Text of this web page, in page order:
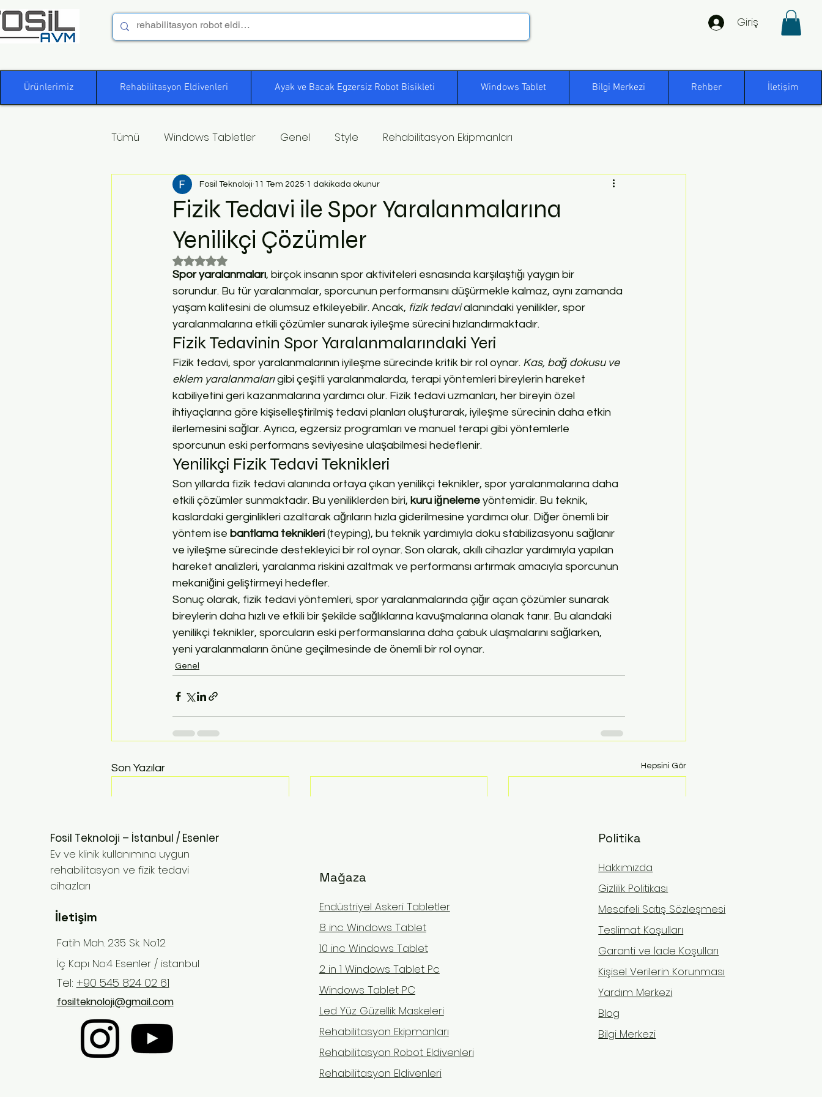
Giriş
Ürünlerimiz Rehabilitasyon Eldivenleri Ayak ve Bacak Egzersiz Robot Bisikleti Windows Tablet Bilgi Merkezi Rehber İletişim
Tümü Windows Tabletler Genel Style Rehabilitasyon Ekipmanları
Fizik Tedavi ile Spor Yaralanmalarına
Yenilikçi Çözümler
Fosil Teknoloji 11 Tem 2025 1 dakikada okunur
5 üzerinden NaN yıldız
Spor yaralanmaları, birçok insanın spor aktiviteleri esnasında karşılaştığı yaygın bir
sorundur. Bu tür yaralanmalar, sporcunun performansını düşürmekle kalmaz, aynı zamanda
yaşam kalitesini de olumsuz etkileyebilir. Ancak, fizik tedavi alanındaki yenilikler, spor
yaralanmalarına etkili çözümler sunarak iyileşme sürecini hızlandırmaktadır.
Fizik Tedavinin Spor Yaralanmalarındaki Yeri
Fizik tedavi, spor yaralanmalarının iyileşme sürecinde kritik bir rol oynar. Kas, bağ dokusu ve
eklem yaralanmaları gibi çeşitli yaralanmalarda, terapi yöntemleri bireylerin hareket
kabiliyetini geri kazanmalarına yardımcı olur. Fizik tedavi uzmanları, her bireyin özel
ihtiyaçlarına göre kişiselleştirilmiş tedavi planları oluşturarak, iyileşme sürecinin daha etkin
ilerlemesini sağlar. Ayrıca, egzersiz programları ve manuel terapi gibi yöntemlerle
sporcunun eski performans seviyesine ulaşabilmesi hedeflenir.
Yenilikçi Fizik Tedavi Teknikleri
Son yıllarda fizik tedavi alanında ortaya çıkan yenilikçi teknikler, spor yaralanmalarına daha
etkili çözümler sunmaktadır. Bu yeniliklerden biri, kuru iğneleme yöntemidir. Bu teknik,
kaslardaki gerginlikleri azaltarak ağrıların hızla giderilmesine yardımcı olur. Diğer önemli bir
yöntem ise bantlama teknikleri (teyping), bu teknik yardımıyla doku stabilizasyonu sağlanır
ve iyileşme sürecinde destekleyici bir rol oynar. Son olarak, akıllı cihazlar yardımıyla yapılan
hareket analizleri, yaralanma riskini azaltmak ve performansı artırmak amacıyla sporcunun
mekaniğini geliştirmeyi hedefler.
Sonuç olarak, fizik tedavi yöntemleri, spor yaralanmalarında çığır açan çözümler sunarak
bireylerin daha hızlı ve etkili bir şekilde sağlıklarına kavuşmalarına olanak tanır. Bu alandaki
yenilikçi teknikler, sporcuların eski performanslarına daha çabuk ulaşmalarını sağlarken,
yeni yaralanmaların önüne geçilmesinde de önemli bir rol oynar.
Genel
Son Yazılar Hepsini Gör
Yenilikçi Tekniklerle Kol ve
Omurga Rehabilitasyonu
Omurga Tedavisinde İlham
Kol Rehabilitasyonunda
5 üzerinden 0 yıldız
Puanlama ekleyin
Fosil Teknoloji – İstanbul / Esenler
Ev ve klinik kullanımına uygun
rehabilitasyon ve fizik tedavi
cihazları
İletişim
Fatih Mah. 235 Sk. No:12
İç Kapı No:4 Esenler / istanbul
Tel: +90 545 824 02 61
fosilteknoloji@gmail.com
Mağaza
Endüstriyel Askeri Tabletler
8 inc Windows Tablet
10 inc Windows Tablet
2 in 1 Windows Tablet Pc
Windows Tablet PC
Led Yüz Güzellik Maskeleri
Rehabilitasyon Ekipmanları
Rehabilitasyon Robot Eldivenleri
Rehabilitasyon Eldivenleri
Politika
Hakkımızda
Gizlilik Politikası
Mesafeli Satış Sözleşmesi
Teslimat Koşulları
Garanti ve İade Koşulları
Kişisel Verilerin Korunması
Yardım Merkezi
Blog
Bilgi Merkezi